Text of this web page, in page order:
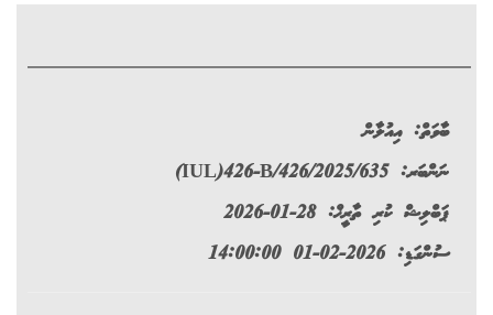
ބާވަތް:އިއުލާން
ނަންބަރ:(IUL)426-B/426/2025/635
ޕަބްލިޝް ކުރި ތާރީޚް: 28-01-2026
ސުންގަޑި: 2026-02-01 14:00:00